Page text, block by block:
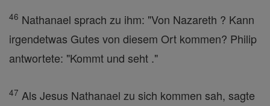
46 Nathanael sprach zu ihm: "Von Nazareth ? Kann
irgendetwas Gutes von diesem Ort kommen? Philip
antwortete: "Kommt und seht ."
47 Als Jesus Nathanael zu sich kommen sah, sagte